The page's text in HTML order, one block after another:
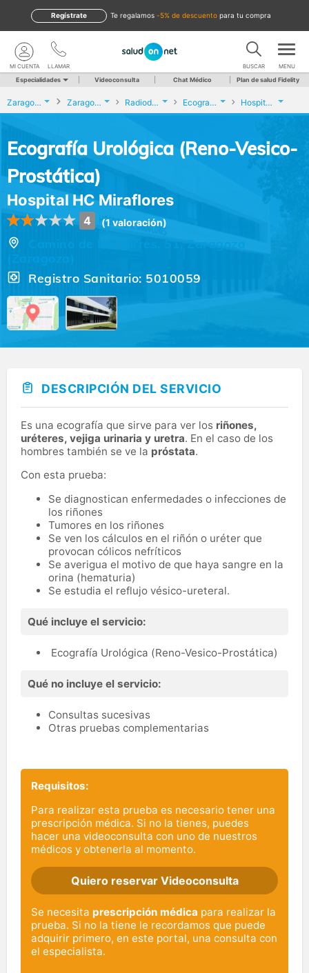
te regalamos -5% de descuento para tu compra
Regístrate
LLAMAR
MI CUENTA BUSCAR MENU
Especialidades Videoconsulta Chat Médico Plan de salud Fidelity
Zaragoza Zaragoza Radiodiagnóstico Ecografía Urológica (Reno-Vesico-Prostática) Hospital HC Miraflores
Ecografía Urológica (Reno-Vesico-
Prostática)
Hospital HC Miraflores
4 (1 valoración)
Camino de las Torres, 51, Zaragoza
Registro Sanitario: 5010059
DESCRIPCIÓN DEL SERVICIO
Es una ecografía que sirve para ver los riñones,
uréteres, vejiga urinaria y uretra. En el caso de los
hombres también se ve la próstata.
Con esta prueba:
Se diagnostican enfermedades o infecciones de
los riñones
Tumores en los riñones
Se ven los cálculos en el riñón o uréter que
provocan cólicos nefríticos
Se averigua el motivo de que haya sangre en la
orina (hematuria)
Se estudia el reflujo vésico-ureteral.
Qué incluye el servicio:
Ecografía Urológica (Reno-Vesico-Prostática)
Qué no incluye el servicio:
Consultas sucesivas
Otras pruebas complementarias
Requisitos:
Para realizar esta prueba es necesario tener una
prescripción médica. Si no la tienes, puedes
hacer una videoconsulta con uno de nuestros
médicos y obtenerla al momento.
Quiero reservar Videoconsulta
Se necesita prescripción médica para realizar la
prueba. Si no la tiene le recordamos que puede
adquirir primero, en este portal, una consulta con
el especialista.